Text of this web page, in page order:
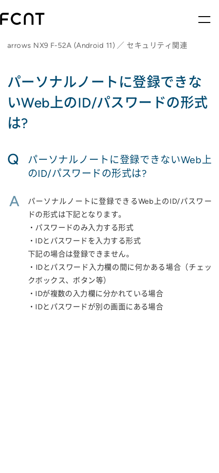
arrows NX9 F-52A (Android 11) ／ セキュリティ関連
パーソナルノートに登録できな
いWeb上のID/パスワードの形式
は?
Q
パーソナルノートに登録できないWeb上
のID/パスワードの形式は?
A
パーソナルノートに登録できるWeb上のID/パスワー
ドの形式は下記となります。
・パスワードのみ入力する形式
・IDとパスワードを入力する形式
下記の場合は登録できません。
・IDとパスワード入力欄の間に何かある場合（チェッ
クボックス、ボタン等）
・IDが複数の入力欄に分かれている場合
・IDとパスワードが別の画面にある場合